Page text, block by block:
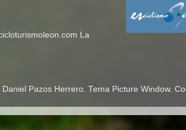
La
Pazos Herrero. Tema Picture Window.